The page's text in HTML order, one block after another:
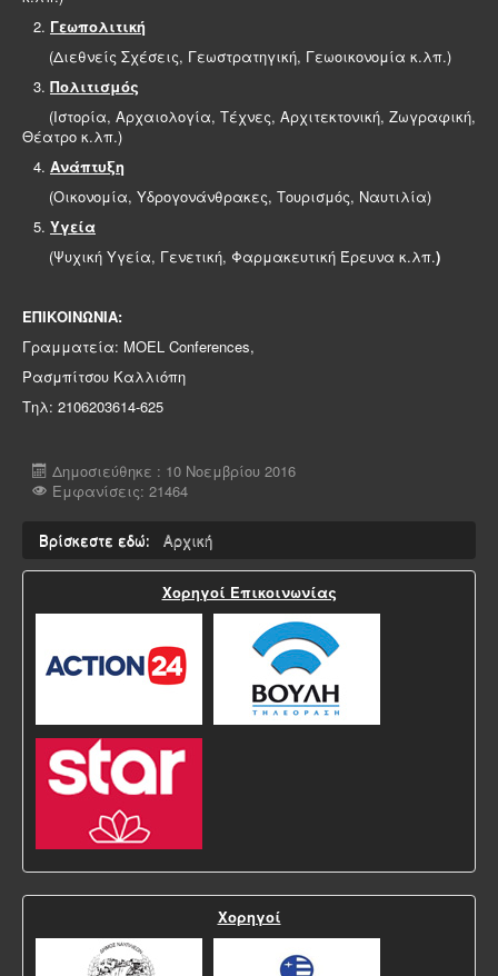
Γεωπολιτική
(Διεθνείς Σχέσεις, Γεωστρατηγική, Γεωοικονομία κ.λπ.)
Πολιτισμός
(Ιστορία, Αρχαιολογία, Τέχνες, Αρχιτεκτονική, Ζωγραφική,
Θέατρο κ.λπ.)
Ανάπτυξη
(Οικονομία, Υδρογονάνθρακες, Τουρισμός, Ναυτιλία)
Υγεία
(Ψυχική Υγεία, Γενετική, Φαρμακευτική Έρευνα κ.λπ.)
ΕΠΙΚΟΙΝΩΝΙΑ:
Γραμματεία: MOEL Conferences,
Ρασμπίτσου Καλλιόπη
Τηλ: 2106203614-625
Δημοσιεύθηκε : 10 Νοεμβρίου 2016
Εμφανίσεις: 21464
Βρίσκεστε εδώ: Αρχική
Χορηγοί Επικοινωνίας
Χορηγοί